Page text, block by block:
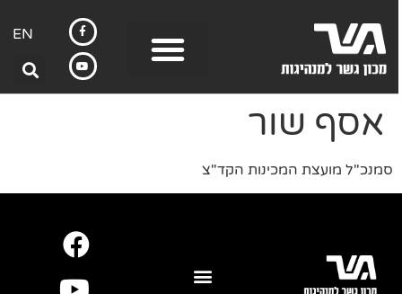
EN
אסף שור
סמנכ"ל מועצת המכינות הקד"צ